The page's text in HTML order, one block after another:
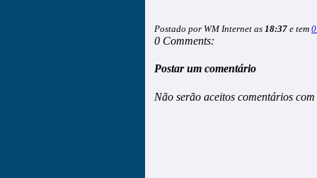
Postado por WM Internet as 18:37 e tem
0 Comments:
Postar um comentário
Não serão aceitos comentários